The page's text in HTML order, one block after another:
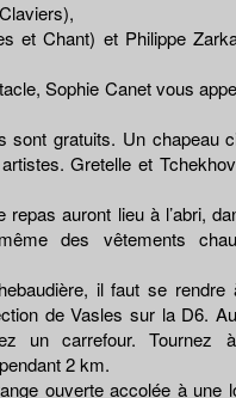
et Chant) et Philippe
Sophie Canet vous
sont gratuits. Un chapeau
Gretelle et
repas auront lieu à l’abri,
des vêtements
il faut se rendre
de Vasles sur la D6.
un carrefour. Tournez
2 km.
ouverte accolée à une